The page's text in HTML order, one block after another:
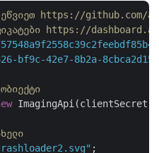
ეწვიეთ https://github.com/
https://
bf9c-42e7-8b2a-